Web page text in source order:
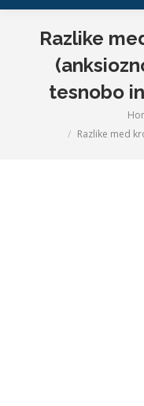
Razlike
tesnobo
Razlike med